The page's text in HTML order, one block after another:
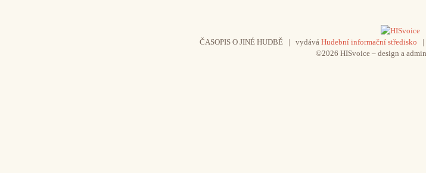
ČASOPIS O JINÉ HUDBĚ | vydává Hudební informační středisko |
©2026 HISvoice – design a admin